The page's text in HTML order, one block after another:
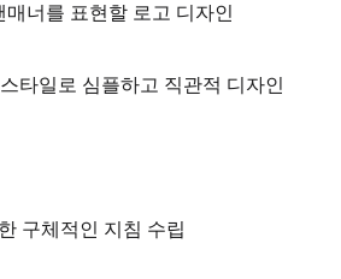
매너를 표현할 로고 디자인
타일로 심플하고 직관적 디자인
구체적인 지침 수립